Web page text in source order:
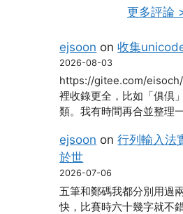
更多評論
ejsoon on收集
2026-08-03
https://gitee.com/
裡收錄更全，比如「俱倶
類。我有時間再合並整理一
ejsoon on行列輸入法
於世
2026-07-06
五筆和鄭碼我都分別用過
快，比賽時六十幾字就不